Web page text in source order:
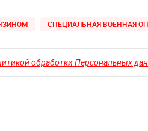
СПЕЦИАЛЬНАЯ ВОЕННАЯ
обработки Персональных